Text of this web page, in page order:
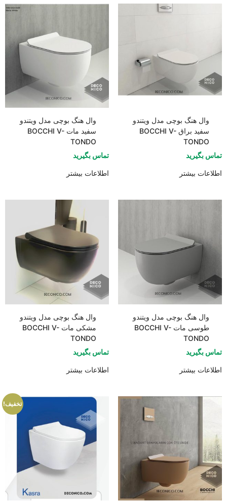
وال هنگ بوچی مدل ویتندو
سفید براق BOCCHI V-
TONDO
تماس بگیرید
اطلاعات بیشتر
وال هنگ بوچی مدل ویتندو
سفید مات BOCCHI V-
TONDO
تماس بگیرید
اطلاعات بیشتر
وال هنگ بوچی مدل ویتندو
طوسی مات BOCCHI V-
TONDO
تماس بگیرید
اطلاعات بیشتر
وال هنگ بوچی مدل ویتندو
مشکی مات BOCCHI V-
TONDO
تماس بگیرید
اطلاعات بیشتر
تخفیف!